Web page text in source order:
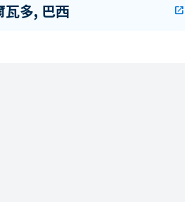
瓦多, 巴西 open_in_new